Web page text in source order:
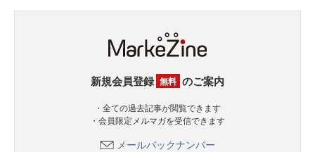
新規会員登録 無料 のご案内
・全ての過去記事が閲覧できます
・会員限定メルマガを受信できます
メールバックナンバー